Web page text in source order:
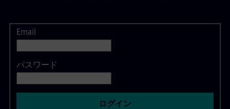
ログイン
Email
パスワード
ログイン